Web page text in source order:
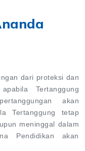
dari proteksi dan
Tertanggung
akan
Tertanggung tetap
meninggal dalam
Pendidikan akan